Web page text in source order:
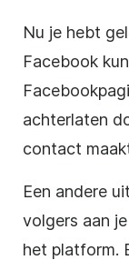
Nu je hebt
Facebook
achterlaten
contact
Een andere
volgers aan
het platform.